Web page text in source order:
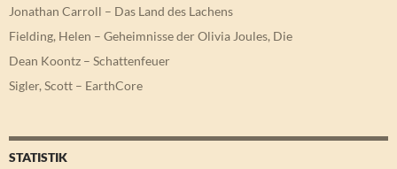
Jonathan Carroll – Das Land des Lachens
Fielding, Helen – Geheimnisse der Olivia Joules, Die
Dean Koontz – Schattenfeuer
Sigler, Scott – EarthCore
STATISTIK